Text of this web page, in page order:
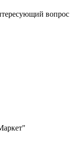
вопрос